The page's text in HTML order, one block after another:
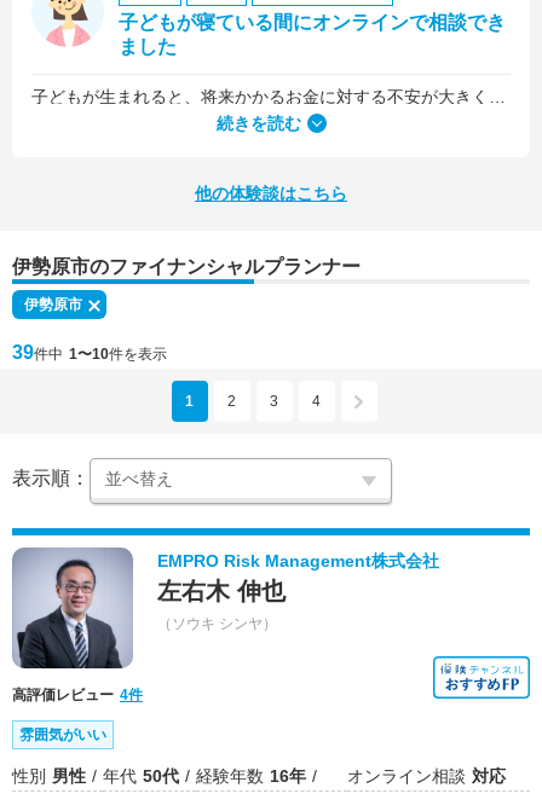
子どもが寝ている間にオンラインで相談でき
ました
何より、とても親身になって対応してくださって大満足。うちと同じように子どもの将来のお金のことで悩んでいる友人にも教えました。
続きを読む
他の体験談はこちら
伊勢原市のファイナンシャルプランナー
伊勢原市
39件中 1〜10件を表示
1 2 3 4
表示順：
EMPRO Risk Management株式会社
左右木 伸也
（ソウキ シンヤ）
高評価レビュー 4件
雰囲気がいい
性別 男性 年代 50代 経験年数 16年 オンライン相談 対応